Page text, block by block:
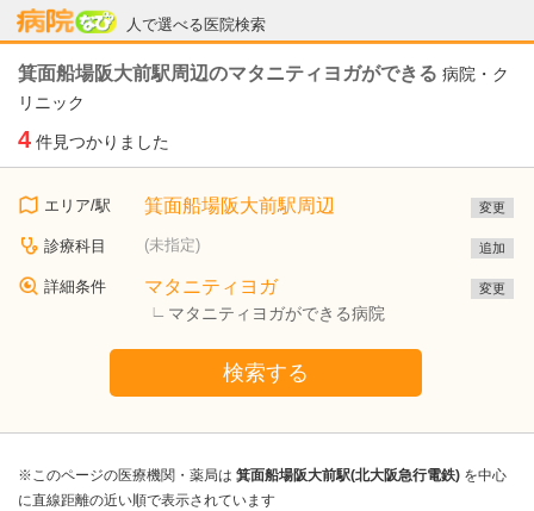
人で選べる医院検索
病院なび
箕面船場阪大前駅周辺のマタニティヨガができる 病院・ク
リニック
4 件見つかりました
エリア/駅 箕面船場阪大前駅周辺 変更
診療科目 (未指定) 追加
詳細条件 マタニティヨガ
マタニティヨガができる病院
変更
検索する
※このページの医療機関・薬局は 箕面船場阪大前駅(北大阪急行電鉄) を中心
に直線距離の近い順で表示されています